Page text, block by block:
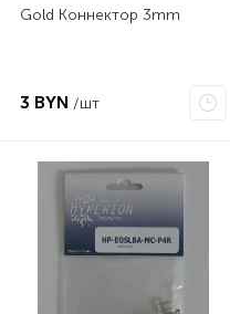
Gold Коннектор 3mm
3 BYN /шт